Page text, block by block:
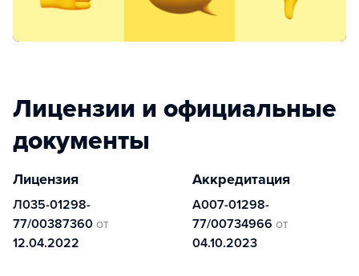
Лицензии и официальные
документы
Лицензия
Л035-01298-
77/00387360 от
12.04.2022
Аккредитация
А007-01298-
77/00734966 от
04.10.2023